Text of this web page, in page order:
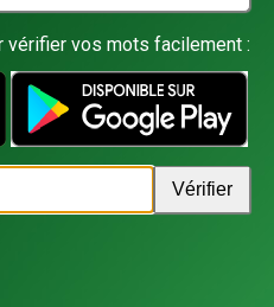
vérifier vos mots facilement :